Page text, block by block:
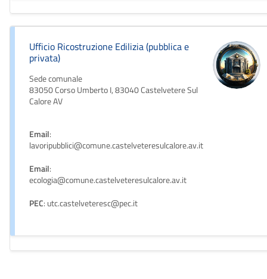
Ufficio Ricostruzione Edilizia (pubblica e
privata)
Sede comunale
83050 Corso Umberto I, 83040 Castelvetere Sul
Calore AV
Email:
lavoripubblici@comune.castelveteresulcalore.av.it
Email:
ecologia@comune.castelveteresulcalore.av.it
PEC: utc.castelveteresc@pec.it